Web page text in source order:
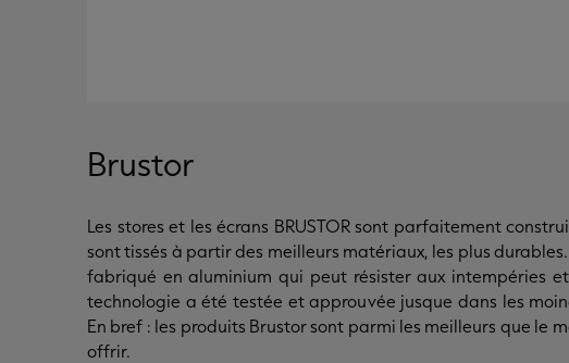
Brustor
Les stores et les écrans BRUSTOR sont parfaitement
sont tissés à partir des meilleurs matériaux, les plus
fabriqué en aluminium qui peut résister aux intempéries
technologie a été testée et approuvée jusque dans les
En bref : les produits Brustor sont parmi les meilleurs que le
offrir.